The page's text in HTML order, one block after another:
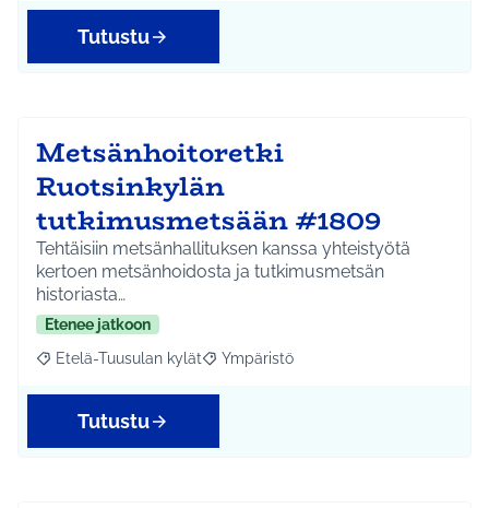
Tutustu
Metsänhoitoretki
Ruotsinkylän
tutkimusmetsään #1809
Tehtäisiin metsänhallituksen kanssa yhteistyötä
kertoen metsänhoidosta ja tutkimusmetsän
historiasta…
Etenee jatkoon
Rajaa tulokset aihepiirin mukaan: Etelä-Tuusulan kylät
Etelä-Tuusulan kylät Rajaa tulokset teeman mukaan:
Ympäristö
Tutustu